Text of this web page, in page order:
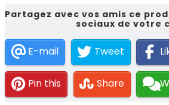
Partagez avec vos amis ce
sociaux de votre
E-mail Tweet
Pin this Share